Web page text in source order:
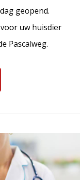
geopend.
uw huisdier
Pascalweg.